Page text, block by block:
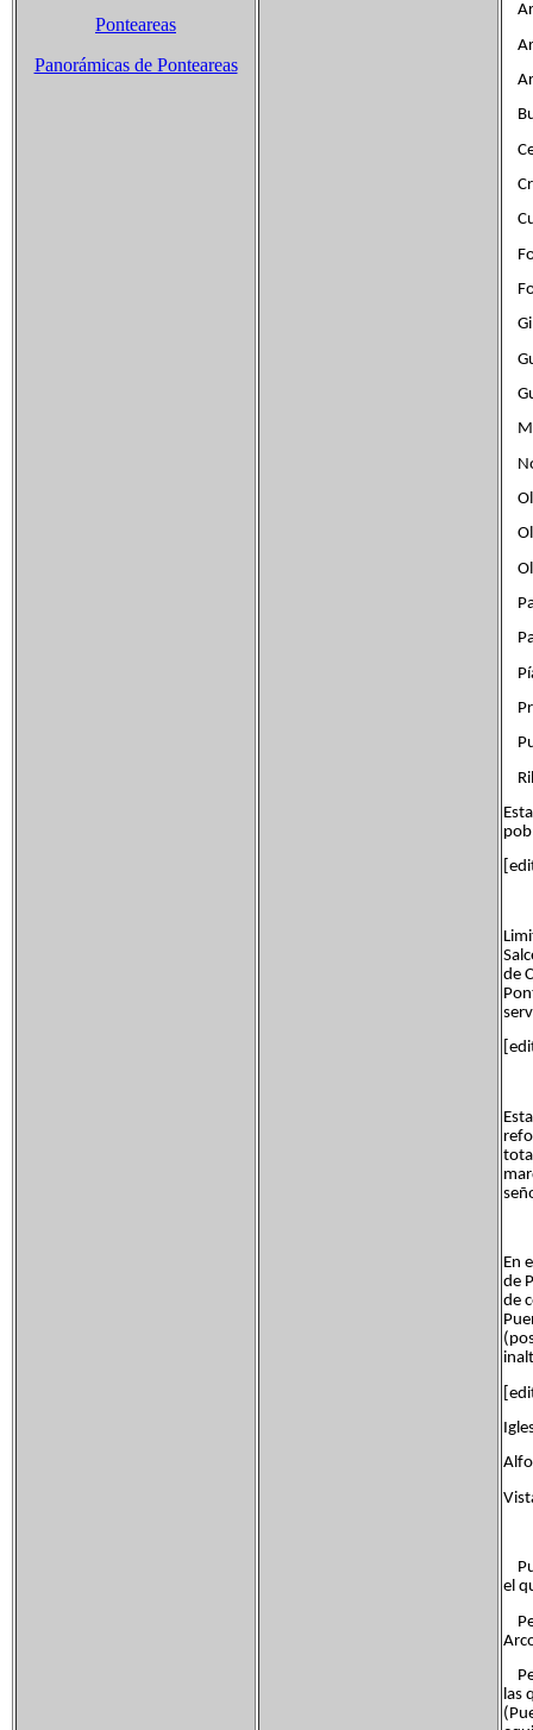
Ponteareas
Panorámicas de Ponteareas
de
En
de
de
el
las